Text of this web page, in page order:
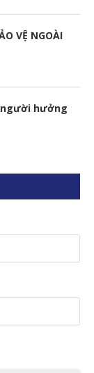
VỆ NGOÀI
người hưởng